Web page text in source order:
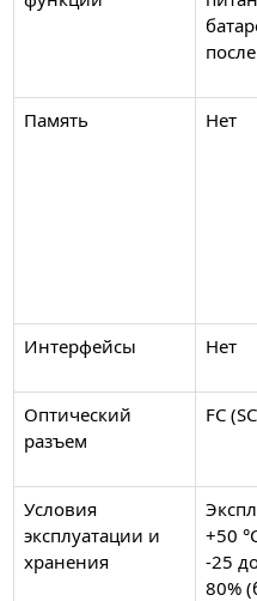
Память Нет
Интерфейсы Нет
Оптический
разъем
FC
Условия
эксплуатации и
хранения
+50
-25
80%